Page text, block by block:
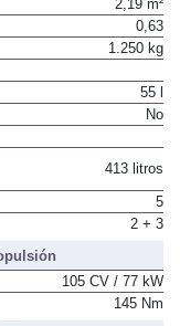
2,19 m²
0,63
1.250 kg
55 l
No
413 litros
5
2 + 3
105 CV / 77 kW
145 Nm